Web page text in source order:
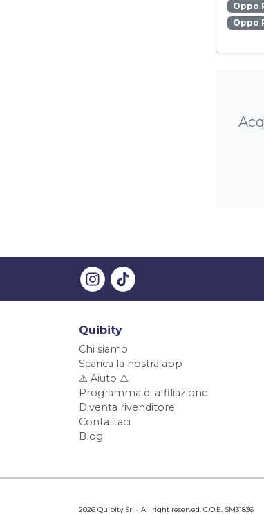
Oppo
Oppo
Quibity
Chi siamo
Scarica la nostra app
⚠️ Aiuto ⚠️
Programma di affiliazione
Diventa rivenditore
Contattaci
Blog
2026 Quibity Srl - All right reserved. C.O.E. SM31836